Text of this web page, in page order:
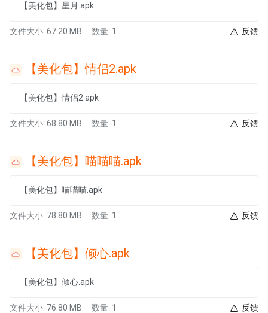
【美化包】星月.apk
文件大小: 67.20 MB 数量: 1 反馈
【美化包】情侣2.apk
【美化包】情侣2.apk
文件大小: 68.80 MB 数量: 1 反馈
【美化包】喵喵喵.apk
【美化包】喵喵喵.apk
文件大小: 78.80 MB 数量: 1 反馈
【美化包】倾心.apk
【美化包】倾心.apk
文件大小: 76.80 MB 数量: 1 反馈